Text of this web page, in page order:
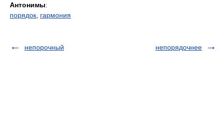
Антонимы:
порядок гармония
непорочный непорядочнее